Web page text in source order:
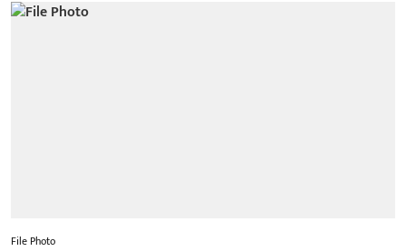
File Photo